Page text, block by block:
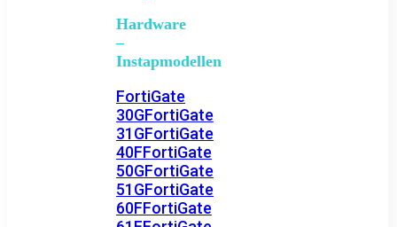
Hardware
–
Instapmodellen
FortiGate
30GFortiGate
31GFortiGate
40FFortiGate
50GFortiGate
51GFortiGate
60FFortiGate